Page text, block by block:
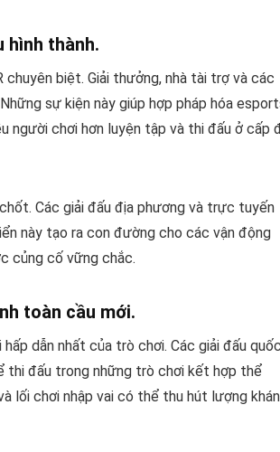
hình thành.
biệt. Giải thưởng, nhà tài trợ và các
sự kiện này giúp hợp pháp hóa
người chơi hơn luyện tập và thi đấu ở cấp
Các giải đấu địa phương và trực tuyến
này tạo ra con đường cho các vận động
củng cố vững chắc.
toàn cầu mới.
dẫn nhất của trò chơi. Các giải đấu quốc
thi đấu trong những trò chơi kết hợp thể
lối chơi nhập vai có thể thu hút lượng khán